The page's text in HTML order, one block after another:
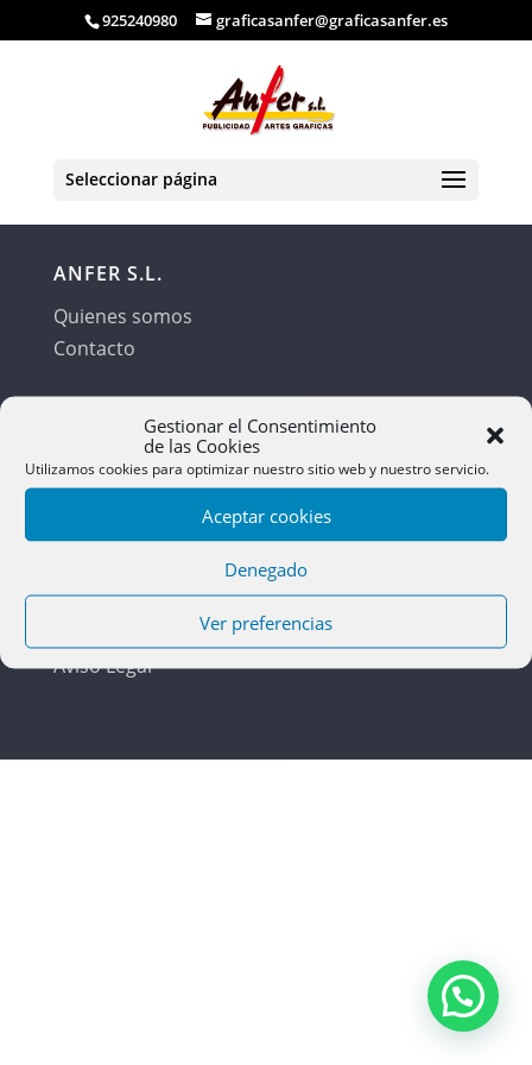
Gestionar el Consentimiento
de las Cookies
Utilizamos cookies para optimizar nuestro sitio web y nuestro servicio.
Aceptar cookies
Denegado
Ver preferencias
925240980 graficasanfer@graficasanfer.es
Seleccionar página
ANFER S.L.
Quienes somos
Contacto
Mi cuenta
Envíos y devoluciones
Política de cookies
Política de privacidad
Aviso Legal